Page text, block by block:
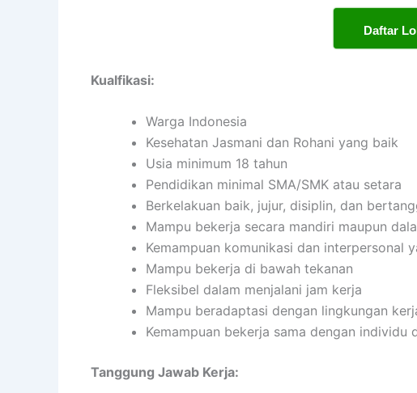
Daftar
Kualfikasi:
Warga Indonesia
Kesehatan Jasmani dan Rohani yang baik
Usia minimum 18 tahun
Pendidikan minimal SMA/SMK atau setara
Berkelakuan baik, jujur, disiplin, dan
Mampu bekerja secara mandiri maupun
Kemampuan komunikasi dan interpersonal
Mampu bekerja di bawah tekanan
Fleksibel dalam menjalani jam kerja
Mampu beradaptasi dengan lingkungan
Kemampuan bekerja sama dengan individu
Tanggung Jawab Kerja: